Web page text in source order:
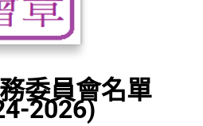
委員會名單
2026)